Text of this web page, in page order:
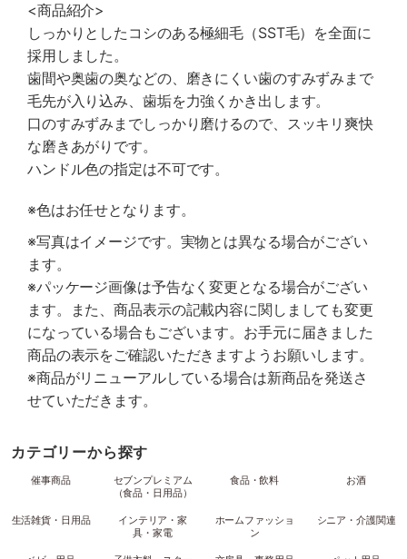
<商品紹介>
しっかりとしたコシのある極細毛（SST毛）を全面に
採用しました。
歯間や奥歯の奥などの、磨きにくい歯のすみずみまで
毛先が入り込み、歯垢を力強くかき出します。
口のすみずみまでしっかり磨けるので、スッキリ爽快
な磨きあがりです。
ハンドル色の指定は不可です。
※色はお任せとなります。
※写真はイメージです。実物とは異なる場合がござい
ます。
※パッケージ画像は予告なく変更となる場合がござい
ます。また、商品表示の記載内容に関しましても変更
になっている場合もございます。お手元に届きました
商品の表示をご確認いただきますようお願いします。
※商品がリニューアルしている場合は新商品を発送さ
せていただきます。
カテゴリーから探す
催事商品
セブンプレミアム
（食品・日用品）
食品・飲料 お酒
生活雑貨・日用品
インテリア・家
具・家電
ホームファッショ
ン
シニア・介護関連